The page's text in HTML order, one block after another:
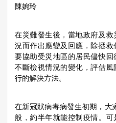
陳婉玲
在災難發生後，當地政府及
況而作出應變及回應，除拯
要協助受災地區的居民儘快
不斷檢視情況的變化，評估風
行的解決方法。
在新冠狀病毒病發生初期，大
般，約半年就能控制疫情。